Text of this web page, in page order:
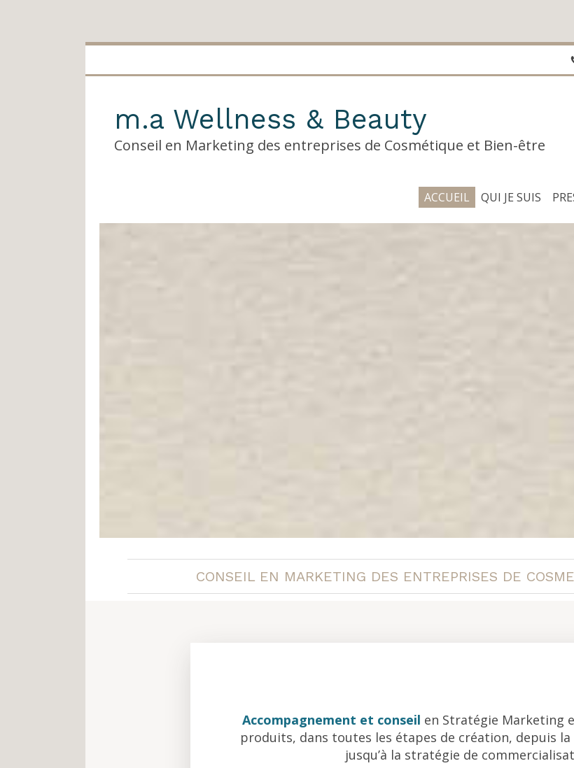
m.a Wellness & Beauty
Conseil en Marketing des entreprises de Cosmétique et Bien-être
ACCUEIL QUI JE SUIS
CONSEIL EN MARKETING DES ENTREPRISES DE
Accompagnement et conseil en Stratégie Marketing
produits, dans toutes les étapes de création, depuis
jusqu’à la stratégie de